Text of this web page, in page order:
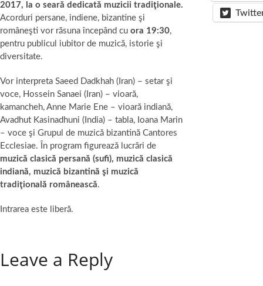
2017, la o seară dedicată muzicii tradiţionale.
Acorduri persane, indiene, bizantine şi
româneşti vor răsuna începând cu ora 19:30,
pentru publicul iubitor de muzică, istorie şi
diversitate.
Vor interpreta Saeed Dadkhah (Iran) – setar şi
voce, Hossein Sanaei (Iran) – vioară,
kamancheh, Anne Marie Ene – vioară indiană,
Avadhut Kasinadhuni (India) – tabla, Ioana Marin
– voce şi Grupul de muzică bizantină Cantores
Ecclesiae. În program figurează lucrări de
muzică clasică persană (sufi), muzică clasică
indiană, muzică bizantină şi muzică
tradiţională românească.
Intrarea este liberă.
Leave a Reply